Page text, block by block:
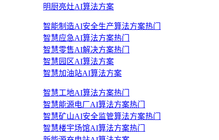
明厨亮灶AI算法方案
智能制造AI安全生产算法方案热门
智慧应急AI算法方案热门
智慧零售AI解决方案热门
智慧园区AI算法方案
智慧加油站AI算法方案
智慧工地AI算法方案热门
智慧能源电厂AI算法方案热门
智慧矿山AI安全监管算法方案热门
智慧楼宇场馆AI算法方案热门